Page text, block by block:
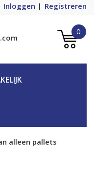
Inloggen Registreren
0
alleen pallets